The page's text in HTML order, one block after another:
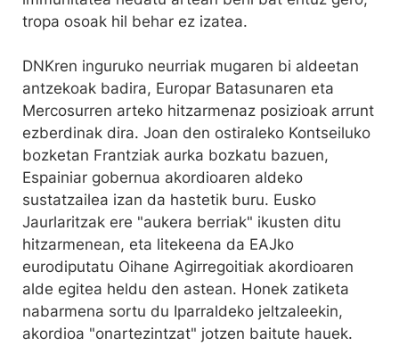
tropa osoak hil behar ez izatea.
DNKren inguruko neurriak mugaren bi aldeetan
antzekoak badira, Europar Batasunaren eta
Mercosurren arteko hitzarmenaz posizioak arrunt
ezberdinak dira. Joan den ostiraleko Kontseiluko
bozketan Frantziak aurka bozkatu bazuen,
Espainiar gobernua akordioaren aldeko
sustatzailea izan da hastetik buru. Eusko
Jaurlaritzak ere "aukera berriak" ikusten ditu
hitzarmenean, eta litekeena da EAJko
eurodiputatu Oihane Agirregoitiak akordioaren
alde egitea heldu den astean. Honek zatiketa
nabarmena sortu du Iparraldeko jeltzaleekin,
akordioa "onartezintzat" jotzen baitute hauek.